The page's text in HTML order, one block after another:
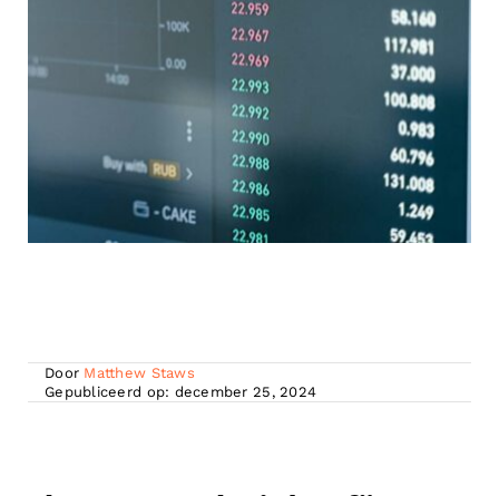
Door Matthew Staws
Gepubliceerd op: december 25, 2024